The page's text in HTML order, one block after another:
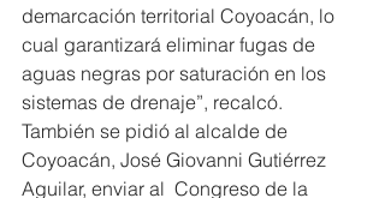
demarcación territorial Coyoacán, lo
cual garantizará eliminar fugas de
aguas negras por saturación en los
sistemas de drenaje”, recalcó.
También se pidió al alcalde de
Coyoacán, José Giovanni Gutiérrez
Aguilar, enviar al  Congreso de la